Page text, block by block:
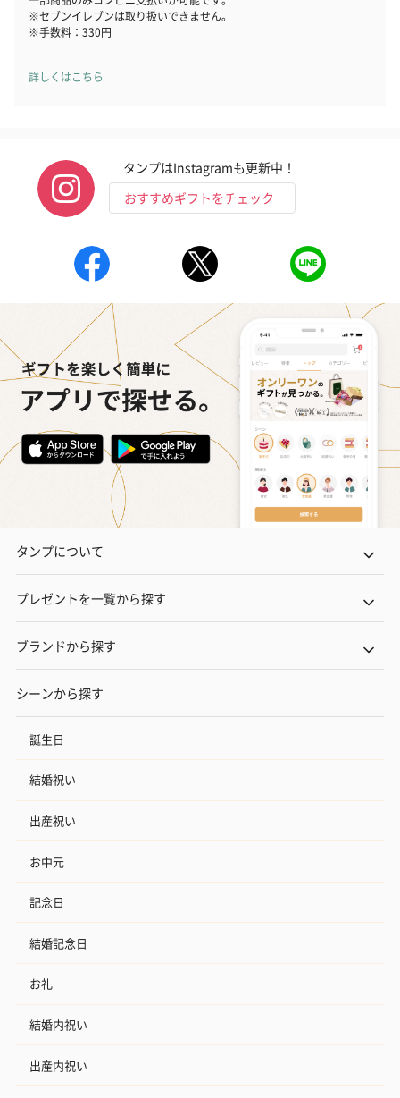
※セブンイレブンは取り扱いできません。
※手数料：330円
詳しくはこちら
タンプはInstagramも更新中！
おすすめギフトをチェック
タンプについて
プレゼントを一覧から探す
ブランドから探す
シーンから探す
誕生日
結婚祝い
出産祝い
お中元
記念日
結婚記念日
お礼
結婚内祝い
出産内祝い